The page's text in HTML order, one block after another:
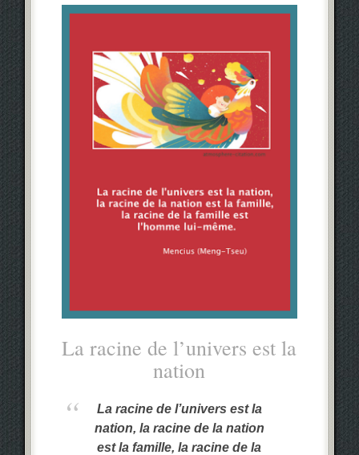
La racine de l’univers est la
nation
La racine de l’univers est la
nation, la racine de la nation
est la famille, la racine de la